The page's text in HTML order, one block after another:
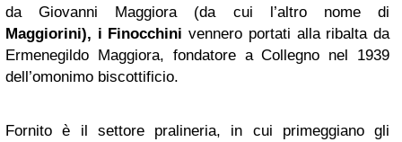
da Giovanni Maggiora (da cui l’altro nome di
Maggiorini), i Finocchini vennero portati alla ribalta da
Ermenegildo Maggiora, fondatore a Collegno nel 1939
dell’omonimo biscottificio.
Fornito è il settore pralineria, in cui primeggiano gli